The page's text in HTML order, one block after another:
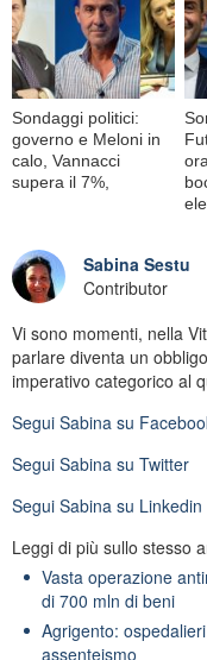
Sondaggi politici:
governo e Meloni in
calo, Vannacci
supera il 7%,
Sabina Sestu
Contributor
Vi sono momenti, nella
parlare diventa un
imperativo categorico al
Segui Sabina su
Segui Sabina su Twitter
Segui Sabina su Linkedin
Leggi di più sullo stesso
Vasta operazione
di 700 mln di beni
Agrigento:
assenteismo